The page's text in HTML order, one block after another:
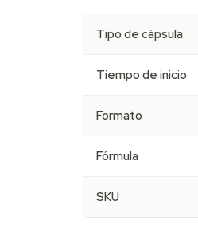
Tipo de cápsula
Tiempo de inicio
Formato
Fórmula
SKU